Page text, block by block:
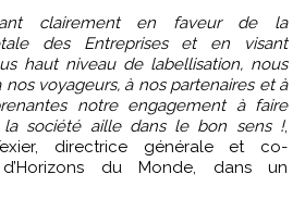
clairement en faveur de la
des Entreprises et en visant
haut niveau de labellisation, nous
voyageurs, à nos partenaires et à
notre engagement à faire
société aille dans le bon sens !,
directrice générale et co-
du Monde, dans un